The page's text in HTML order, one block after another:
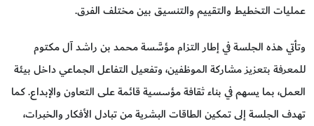
عمليات التخطيط والتقييم والتنسيق بين مختلف الفرق.
وتأتي هذه الجلسة في إطار التزام مؤسَّسة محمد بن راشد آل مكتوم
للمعرفة بتعزيز مشاركة الموظفين، وتفعيل التفاعل الجماعي داخل بيئة
العمل، بما يسهم في بناء ثقافة مؤسسية قائمة على التعاون والإبداع. كما
تهدف الجلسة إلى تمكين الطاقات البشرية من تبادل الأفكار والخبرات،